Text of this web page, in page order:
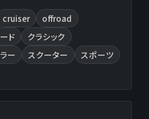
cruiser
offroad
ド
クラシック
ー スクーター
スポーツ